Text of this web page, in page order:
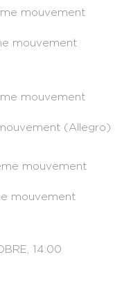
mouvement
mouvement
mouvement
(Allegro)
mouvement
mouvement
14:00